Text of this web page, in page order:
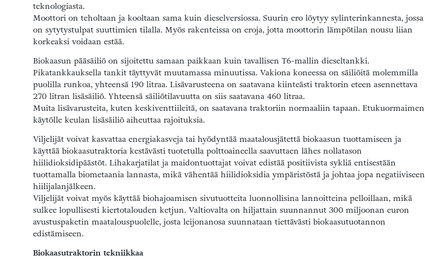
teknologiasta.
Moottori on teholtaan ja kooltaan sama kuin dieselversiossa. Suurin ero löytyy sylinterinkannesta, jossa
on sytytystulpat suuttimien tilalla. Myös rakenteissa on eroja, jotta moottorin lämpötilan nousu liian
korkeaksi voidaan estää.
Biokaasun pääsäiliö on sijoitettu samaan paikkaan kuin tavallisen T6-mallin dieseltankki.
Pikatankkauksella tankit täyttyvät muutamassa minuutissa. Vakiona koneessa on säiliöitä molemmilla
puolilla runkoa, yhteensä 190 litraa. Lisävarusteena on saatavana kiinteästi traktorin eteen asennettava
270 litran lisäsäiliö. Yhteensä säiliötilavuutta on siis saatavana 460 litraa.
Muita lisävarusteita, kuten keskiventtiileitä, on saatavana traktoriin normaaliin tapaan. Etukuormaimen
käytölle keulan lisäsäiliö aiheuttaa rajoituksia.
Viljelijät voivat kasvattaa energiakasveja tai hyödyntää maatalousjätettä biokaasun tuottamiseen ja
käyttää biokaasutraktoria kestävästi tuotetulla polttoaineella saavuttaen lähes nollatason
hiilidioksidipäästöt. Lihakarjatilat ja maidontuottajat voivat edistää positiivista sykliä entisestään
tuottamalla biometaania lannasta, mikä vähentää hiilidioksidia ympäristöstä ja johtaa jopa negatiiviseen
hiilijalanjälkeen.
Viljelijät voivat myös käyttää biohajoamisen sivutuotteita luonnollisina lannoitteina pelloillaan, mikä
sulkee lopullisesti kiertotalouden ketjun. Valtiovalta on hiljattain suunnannut 300 miljoonan euron
avustuspaketin maatalouspuolelle, josta leijonanosa suunnataan tiettävästi biokaasutuotannon
edistämiseen.
Biokaasutraktorin tekniikkaa